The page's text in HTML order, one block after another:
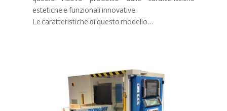
estetiche e funzionali innovative.
Le caratteristiche di questo modello…